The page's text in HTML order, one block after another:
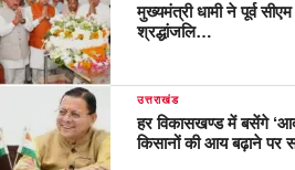
मुख्यमंत्री धामी ने पूर्व
श्रद्धांजलि…
उत्तराखंड
हर विकासखण्ड में बसेंगे
किसानों की आय बढ़ाने